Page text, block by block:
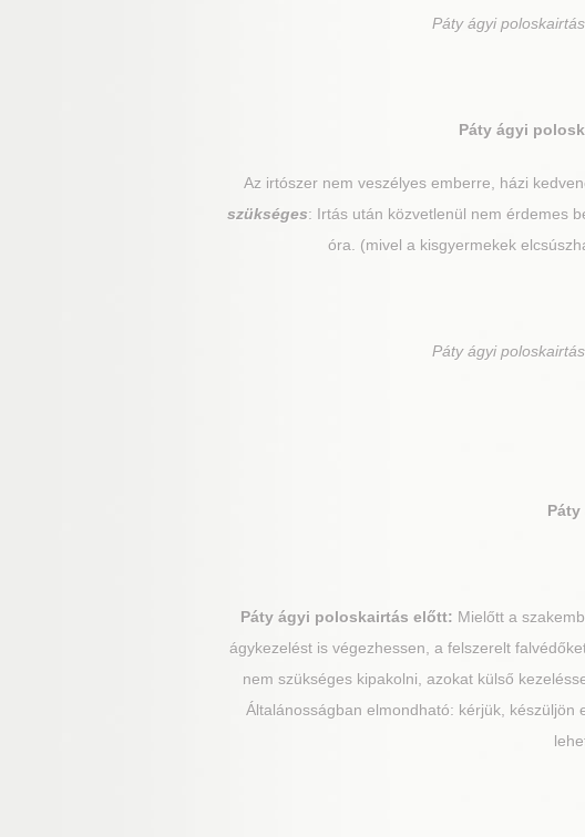
Pátyágyi
Pátyágyi
Az irtószer nem veszélyes emberre, házi
szükséges: Irtás után közvetlenül nem érdemes
óra. (mivel a kisgyermekek
Pátyágyi
Páty
Páty ágyi poloskairtás előtt: Mielőtt a
ágykezelést is végezhessen, a felszerelt
nem szükséges kipakolni, azokat külső
Általánosságban elmondható: kérjük,